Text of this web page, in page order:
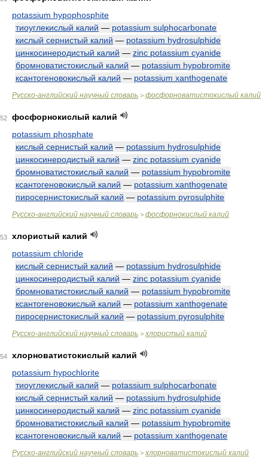
potassium hypophosphite
тиоуглекислый калий — potassium sulphocarbonate
кислый сернистый калий — potassium hydrosulphide
цинкосинеродистый калий — zinc potassium cyanide
бромноватистокислый калий — potassium hypobromite
ксантогеновокислый калий — potassium xanthogenate
Русско-английский научный словарь > фосфорноватистокислый калий
52
фосфорнокислый калий
potassium phosphate
кислый сернистый калий — potassium hydrosulphide
цинкосинеродистый калий — zinc potassium cyanide
бромноватистокислый калий — potassium hypobromite
ксантогеновокислый калий — potassium xanthogenate
пиросернистокислый калий — potassium pyrosulphite
Русско-английский научный словарь > фосфорнокислый калий
53
хлористый калий
potassium chloride
кислый сернистый калий — potassium hydrosulphide
цинкосинеродистый калий — zinc potassium cyanide
бромноватистокислый калий — potassium hypobromite
ксантогеновокислый калий — potassium xanthogenate
пиросернистокислый калий — potassium pyrosulphite
Русско-английский научный словарь > хлористый калий
54
хлорноватистокислый калий
potassium hypochlorite
тиоуглекислый калий — potassium sulphocarbonate
кислый сернистый калий — potassium hydrosulphide
цинкосинеродистый калий — zinc potassium cyanide
бромноватистокислый калий — potassium hypobromite
ксантогеновокислый калий — potassium xanthogenate
Русско-английский научный словарь > хлорноватистокислый калий